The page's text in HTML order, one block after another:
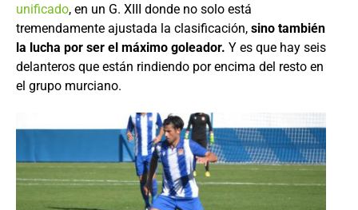
unificado, en un G. XIII donde no solo está
tremendamente ajustada la clasificación, sino también
la lucha por ser el máximo goleador. Y es que hay seis
delanteros que están rindiendo por encima del resto en
el grupo murciano.